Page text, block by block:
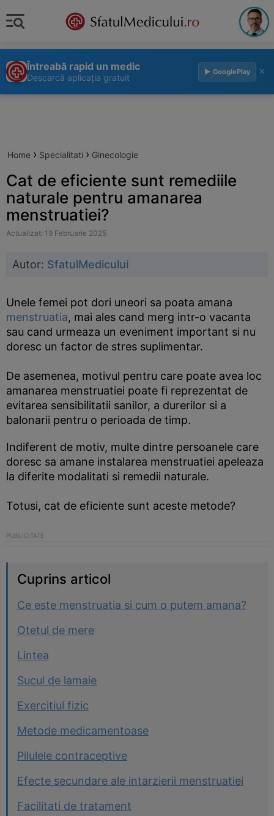
Întreabă rapid un medic
Descarcă aplicația gratuit
▶ GooglePlay ×
Home › Specialitati › Ginecologie
Cat de eficiente sunt remediile
naturale pentru amanarea
menstruatiei?
Actualizat: 19 Februarie 2025
Autor: SfatulMedicului
Unele femei pot dori uneori sa poata amana
menstruatia, mai ales cand merg intr-o vacanta
sau cand urmeaza un eveniment important si nu
doresc un factor de stres suplimentar.
De asemenea, motivul pentru care poate avea loc
amanarea menstruatiei poate fi reprezentat de
evitarea sensibilitatii sanilor, a durerilor si a
balonarii pentru o perioada de timp.
Indiferent de motiv, multe dintre persoanele care
doresc sa amane instalarea menstruatiei apeleaza
la diferite modalitati si remedii naturale.
Totusi, cat de eficiente sunt aceste metode?
Cuprins articol
Ce este menstruatia si cum o putem amana?
Otetul de mere
Lintea
Sucul de lamaie
Exercitiul fizic
Metode medicamentoase
Pilulele contraceptive
Efecte secundare ale intarzierii menstruatiei
Facilitati de tratament